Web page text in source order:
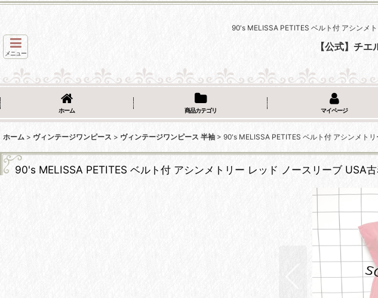
90's MELISSA PETITES ベルト付 アシンメ
メニュー
【公式】チ
ホーム 商品カテゴリ マイページ
ホーム > ヴィンテージワンピース > ヴィンテージワンピース 半袖 > 90's MELISSA PETITES ベルト付 アシンメト
90's MELISSA PETITES ベルト付 アシンメトリー レッド ノースリーブ USA